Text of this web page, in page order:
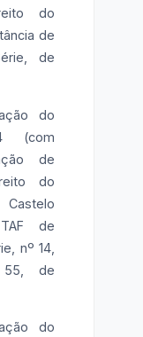
do
de
de
do
(com
de
do
Castelo
de
nº 14,
de
do